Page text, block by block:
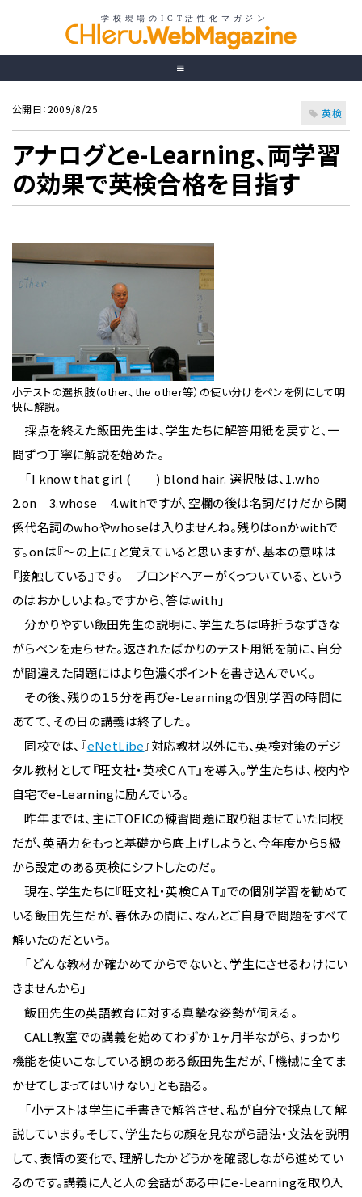
公開日：2009/8/25 英検
アナログとe-Learning、両学習
の効果で英検合格を目指す
小テストの選択肢（other、the other等）の使い分けをペンを例にして明
快に解説。
採点を終えた飯田先生は、学生たちに解答用紙を戻すと、一
問ずつ丁寧に解説を始めた。
「I know that girl ( ) blond hair. 選択肢は、1.who
2.on 3.whose 4.withですが、空欄の後は名詞だけだから関
係代名詞のwhoやwhoseは入りませんね。残りはonかwithで
す。onは『〜の上に』と覚えていると思いますが、基本の意味は
『接触している』です。 ブロンドヘアーがくっついている、という
のはおかしいよね。ですから、答はwith」
分かりやすい飯田先生の説明に、学生たちは時折うなずきな
がらペンを走らせた。返されたばかりのテスト用紙を前に、自分
が間違えた問題にはより色濃くポイントを書き込んでいく。
その後、残りの１５分を再びe-Learningの個別学習の時間に
あてて、その日の講義は終了した。
同校では、『eNetLibe 』対応教材以外にも、英検対策のデジ
タル教材として『旺文社・英検ＣＡＴ』を導入。学生たちは、校内や
自宅でe-Learningに励んでいる。
昨年までは、主にTOEICの練習問題に取り組ませていた同校
だが、英語力をもっと基礎から底上げしようと、今年度から５級
から設定のある英検にシフトしたのだ。
現在、学生たちに『旺文社・英検ＣＡＴ』での個別学習を勧めて
いる飯田先生だが、春休みの間に、なんとご自身で問題をすべて
解いたのだという。
「どんな教材か確かめてからでないと、学生にさせるわけにい
きませんから」
飯田先生の英語教育に対する真摯な姿勢が伺える。
CALL教室での講義を始めてわずか１ヶ月半ながら、すっかり
機能を使いこなしている観のある飯田先生だが、「機械に全てま
かせてしまってはいけない」とも語る。
「小テストは学生に手書きで解答させ、私が自分で採点して解
説しています。そして、学生たちの顔を見ながら語法・文法を説明
して、表情の変化で、理解したかどうかを確認しながら進めてい
るのです。講義に人と人の会話がある中にe-Learningを取り入